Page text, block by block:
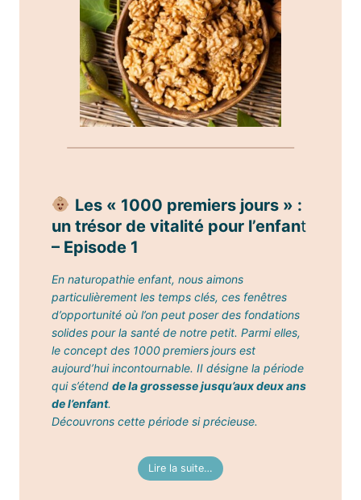
Les « 1000 premiers jours » :
un trésor de vitalité pour l’enfant
– Episode 1
En naturopathie enfant, nous aimons
particulièrement les temps clés, ces fenêtres
d’opportunité où l’on peut poser des fondations
solides pour la santé de notre petit. Parmi elles,
le concept des 1000 premiers jours est
aujourd’hui incontournable. II désigne la période
qui s’étend de la grossesse jusqu’aux deux ans
de l’enfant.
Découvrons cette période si précieuse.
Lire la suite…